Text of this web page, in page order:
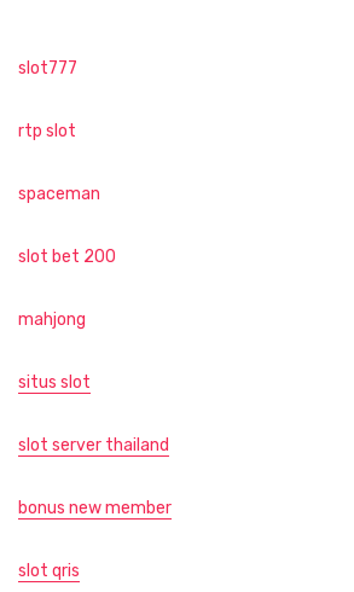
slot777
rtp slot
spaceman
slot bet 200
mahjong
situs slot
slot server thailand
bonus new member
slot qris